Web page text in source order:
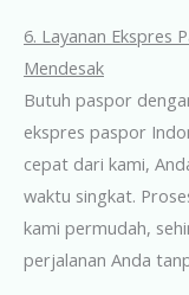
6. Layanan Ekspres
Mendesak
Butuh paspor
ekspres paspor
cepat dari kami,
waktu singkat.
kami permudah,
perjalanan Anda